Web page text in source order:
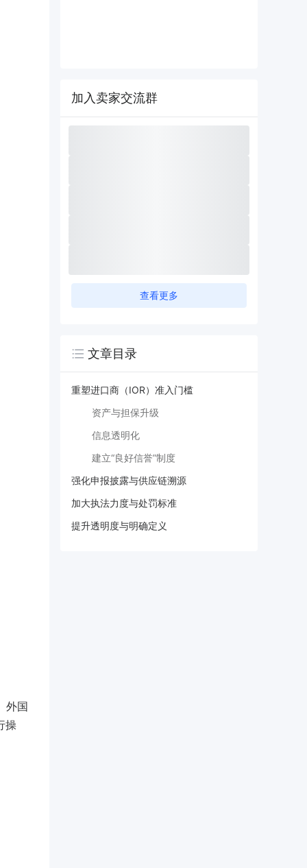
外国
操
加入卖家交流群
查看更多
文章目录
重塑进口商（IOR）准入门槛
资产与担保升级
信息透明化
建立“良好信誉”制度
强化申报披露与供应链溯源
加大执法力度与处罚标准
提升透明度与明确定义